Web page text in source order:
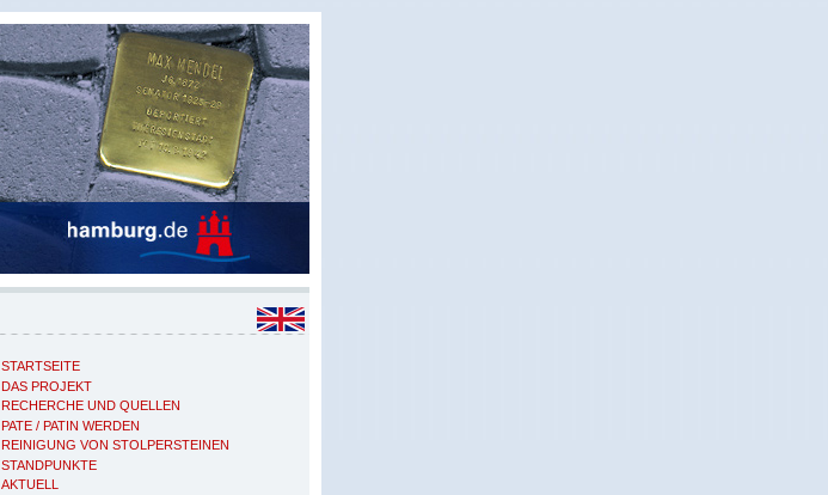
STARTSEITE
DAS PROJEKT
RECHERCHE UND QUELLEN
PATE / PATIN WERDEN
REINIGUNG VON STOLPERSTEINEN
STANDPUNKTE
AKTUELL